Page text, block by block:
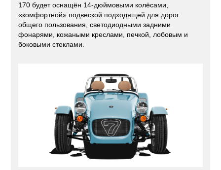
170 будет оснащён 14-дюймовыми колёсами,
«комфортной» подвеской подходящей для дорог
общего пользования, светодиодными задними
фонарями, кожаными креслами, печкой, лобовым и
боковыми стеклами.